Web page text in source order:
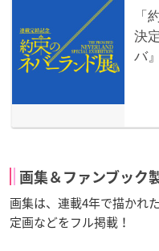
画集＆ファンブック
画集は、連載4年で描かれ
定画などをフル掲載！